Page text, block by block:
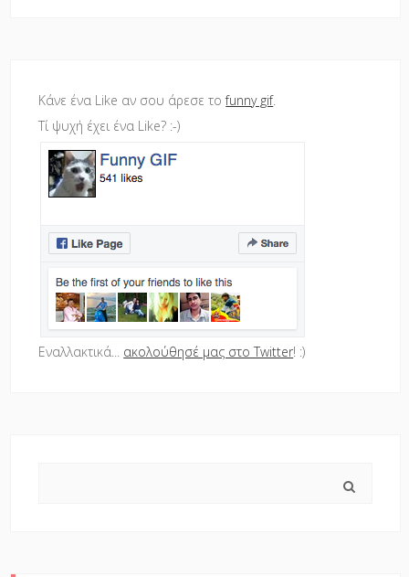
Κάνε ένα Like αν σου άρεσε τοfunny gif.
Τί ψυχή έχει ένα Like? :-)
Εναλλακτικά... ακολούθησέ μας στο Twitter! :)